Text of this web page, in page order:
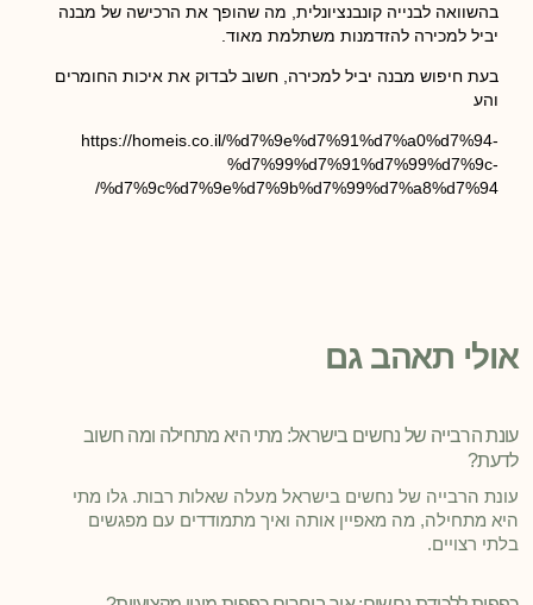
בהשוואה לבנייה קונבנציונלית, מה שהופך את הרכישה של מבנה
יביל למכירה להזדמנות משתלמת מאוד.
בעת חיפוש מבנה יביל למכירה, חשוב לבדוק את איכות החומרים
והע
https://homeis.co.il/%d7%9e%d7%91%d7%a0%d7%94-
%d7%99%d7%91%d7%99%d7%9c-
%d7%9c%d7%9e%d7%9b%d7%99%d7%a8%d7%94/
אולי תאהב גם
עונת הרבייה של נחשים בישראל: מתי היא מתחילה ומה חשוב
לדעת?
עונת הרבייה של נחשים בישראל מעלה שאלות רבות. גלו מתי
היא מתחילה, מה מאפיין אותה ואיך מתמודדים עם מפגשים
בלתי רצויים.